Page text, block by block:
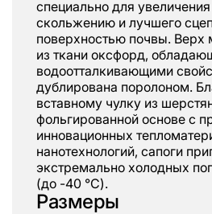
специально для
скольжению и лучшего
поверхностью почвы. Верх
из ткани оксфорд,
водоотталкивающими
дублирована поролоном.
вставному чулку из
фольгированной основе с
инновационных
нанотехнологий, сапоги
экстремально холодных
(до -40 °C).
Размеры